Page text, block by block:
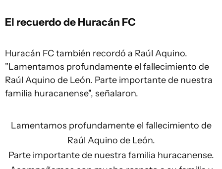
El recuerdo de Huracán FC
Huracán FC también recordó a Raúl Aquino.
"Lamentamos profundamente el fallecimiento de
Raúl Aquino de León. Parte importante de nuestra
familia huracanense", señalaron.
Lamentamos profundamente el fallecimiento de
Raúl Aquino de León.
Parte importante de nuestra familia huracanense.